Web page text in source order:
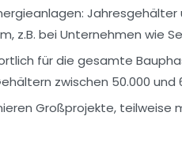
Jahresgehälter
z.B. bei Unternehmen wie
für die gesamte
zwischen 50.000 und
Großprojekte, teilweise